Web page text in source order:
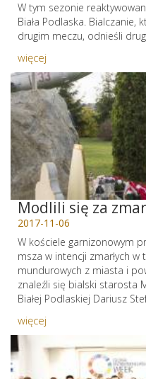
W tym sezonie
Biała Podlaska. Bialczanie,
drugim meczu, odnieśli
więcej
Modlili się za
2017-11-06
W kościele garnizonowym
msza w intencji zmarłych w
mundurowych z miasta i
znaleźli się bialski starosta
Białej Podlaskiej Dariusz
więcej